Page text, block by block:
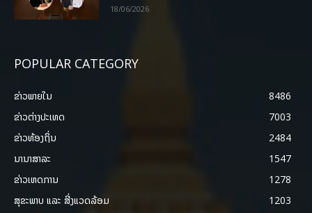
18/06/2026
POPULAR CATEGORY
ຂ່າວພາຍ​ໃນ
8486
ຂ່າວຕ່າງປະເທດ
7003
ຂ່າວທ້ອງຖິ່ນ
2484
ນານາສາລະ
1547
ຂ່າວເຫດການ
1278
ສຸຂະພາບ ແລະ ສີ່ງແວດລ້ອມ
1203